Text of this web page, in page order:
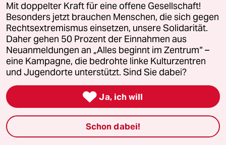
Rauschmittel-Abfälle in den Niederlanden
Drogen für den Wald
Die Niederlande sind ein wichtiger Produzent
synthetischer Rauschmittel. Geheime Labore entsorgen
ihre chemischen Abfälle regelmäßig in der Natur.
Von Tobias Müller
Mit doppelter Kraft für eine offene Gesellschaft!
Besonders jetzt brauchen Menschen, die sich gegen
Rechtsextremismus einsetzen, unsere Solidarität.
Daher gehen 50 Prozent der Einnahmen aus
Neuanmeldungen an „Alles beginnt im Zentrum“ –
eine Kampagne, die bedrohte linke Kulturzentren
und Jugendorte unterstützt. Sind Sie dabei?
 Ja, ich will
Schon dabei!